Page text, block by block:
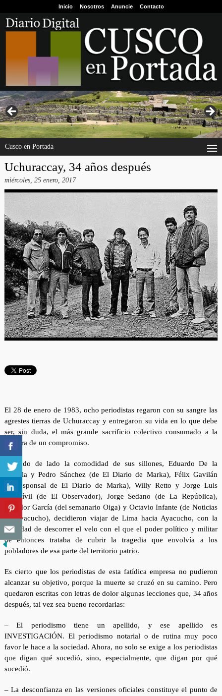
Inicio Nosotros Anuncie Contacto
Cusco en Portada
Uchuraccay, 34 años después
miércoles, 25 enero, 2017
El 28 de enero de 1983, ocho periodistas regaron con su sangre las
agrestes tierras de Uchuraccay y entregaron su vida en lo que debe
ser, sin duda, el más grande sacrificio colectivo consumado a la
sombra de un compromiso.
Dejando de lado la comodidad de sus sillones, Eduardo De la
Piniella y Pedro Sánchez (de El Diario de Marka), Félix Gavilán
(corresponsal de El Diario de Marka), Willy Retto y Jorge Luis
Mendívil (de El Observador), Jorge Sedano (de La República),
Amador García (del semanario Oiga) y Octavio Infante (de Noticias
de Ayacucho), decidieron viajar de Lima hacia Ayacucho, con la
finalidad de descorrer el velo con el que el poder político y militar
de entonces trataba de cubrir la tragedia que envolvía a los
pobladores de esa parte del territorio patrio.
Es cierto que los periodistas de esta fatídica empresa no pudieron
alcanzar su objetivo, porque la muerte se cruzó en su camino. Pero
quedaron escritas con letras de dolor algunas lecciones que, 34 años
después, tal vez sea bueno recordarlas:
– El periodismo tiene un apellido, y ese apellido es
INVESTIGACIÓN. El periodismo notarial o de rutina muy poco
favor le hace a la sociedad. Ahora, no solo se exige a los periodistas
que digan qué sucedió, sino, especialmente, que digan por qué
sucedió.
– La desconfianza en las versiones oficiales constituye el punto de